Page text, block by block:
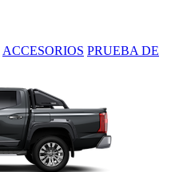
ACCESORIOS PRUEBA DE